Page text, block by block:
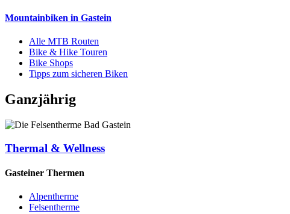
Mountainbiken in Gastein
Alle MTB Routen
Bike & Hike Touren
Bike Shops
Tipps zum sicheren Biken
Ganzjährig
Thermal & Wellness
Gasteiner Thermen
Alpentherme
Felsentherme